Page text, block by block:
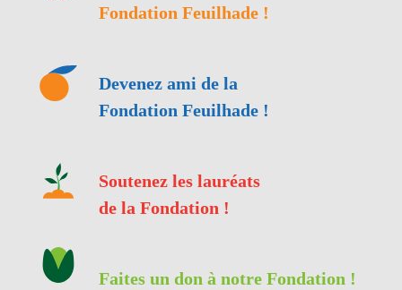
Fondation Feuilhade !
Devenez ami de la
Fondation Feuilhade !
Soutenez les lauréats
de la Fondation !
Faites un don à notre Fondation !